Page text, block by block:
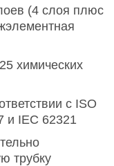
(4 слоя плюс
химических
с ISO
и IEC 62321
трубку